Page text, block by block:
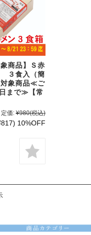
商品】Ｓ赤
３食入（簡
対象商品≪ご
まで≫【常
定価: ¥980(税込)
10%OFF